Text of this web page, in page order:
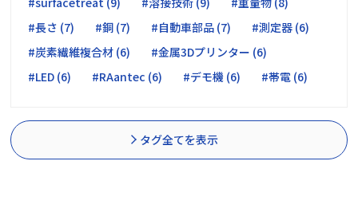
#長さ (7)
#銅 (7) #自動車部品 (7)
#測定器 (6)
#炭素繊維複合材 (6)
#金属3Dプリンター (6)
#LED (6)
#RAantec (6) #デモ機 (6) #帯電 (6)
タグ全てを表示